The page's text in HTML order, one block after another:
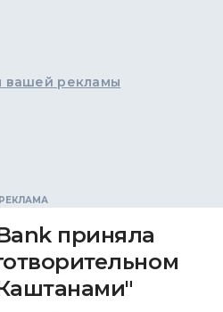
вашей рекламы
приняла